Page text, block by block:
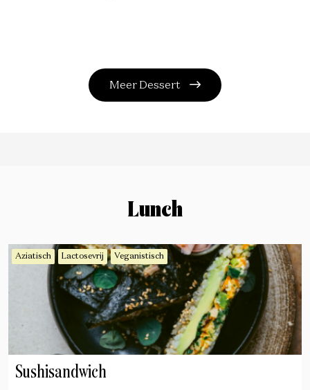
Meer Dessert
Lunch
Aziatisch Lactosevrij Veganistisch
Sushisandwich